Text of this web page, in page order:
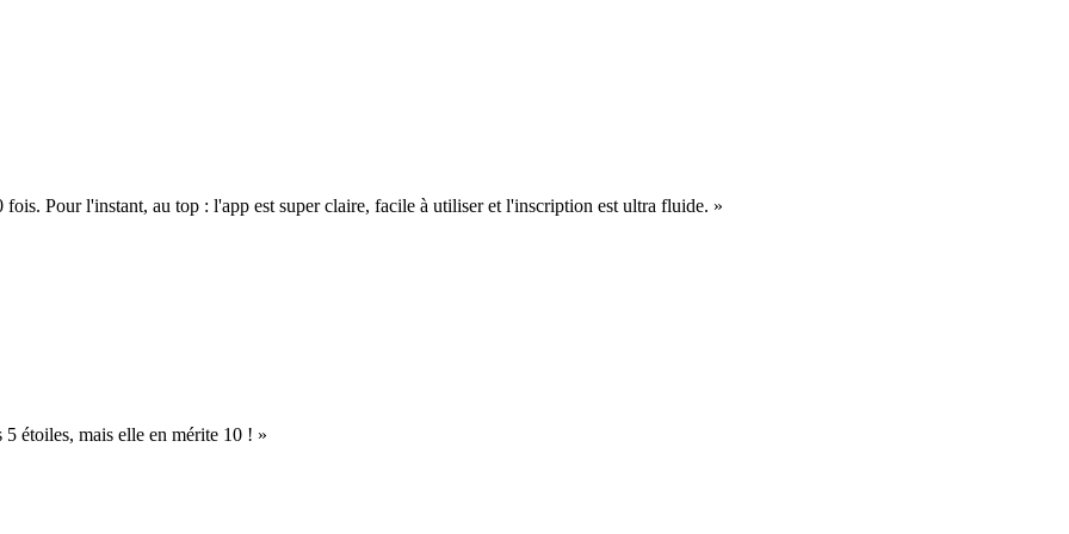
Pour l'instant, au top : l'app est super claire, facile à utiliser et l'inscription est ultra fluide. »
étoiles, mais elle en mérite 10 ! »